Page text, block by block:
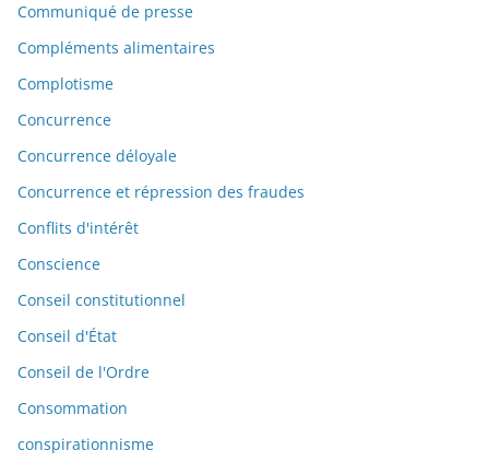
Communiqué de presse
Compléments alimentaires
Complotisme
Concurrence
Concurrence déloyale
Concurrence et répression des fraudes
Conflits d'intérêt
Conscience
Conseil constitutionnel
Conseil d'État
Conseil de l'Ordre
Consommation
conspirationnisme